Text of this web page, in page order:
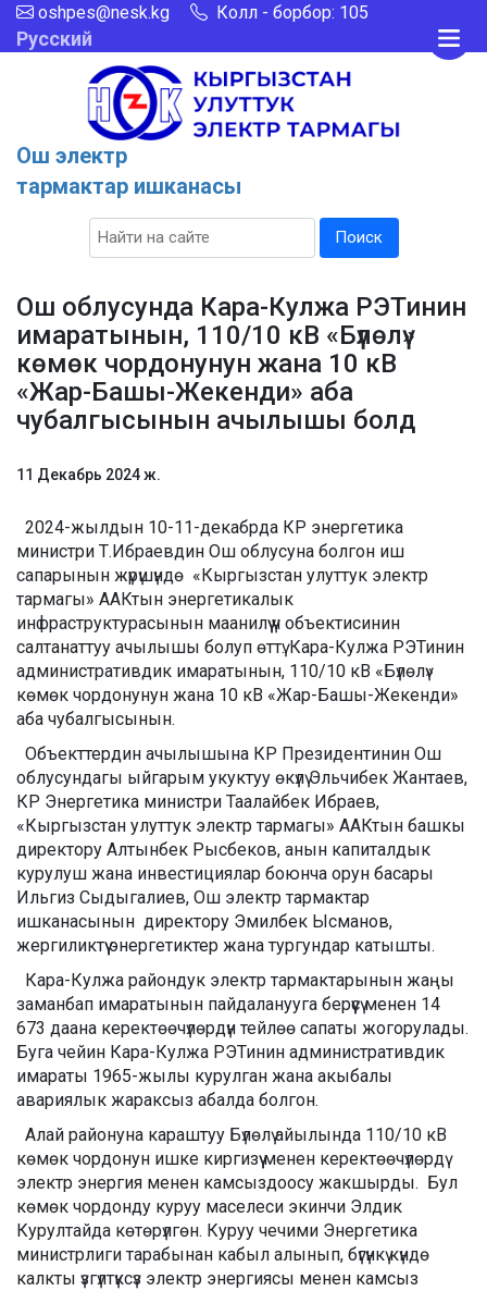
oshpes@nesk.kg Колл - борбор: 105
Русский
Ош электр
тармактар ишканасы
Поиск
Ош облусунда Кара-Кулжа РЭТинин
имаратынын, 110/10 кВ «Бүлөлү»
көмөк чордонунун жана 10 кВ
«Жар-Башы-Жекенди» аба
чубалгысынын ачылышы болд
11 Декабрь 2024 ж.
2024-жылдын 10-11-декабрда КР энергетика
министри Т.Ибраевдин Ош облусуна болгон иш
сапарынын жүрүшүндө «Кыргызстан улуттук электр
тармагы» ААКтын энергетикалык
инфраструктурасынын маанилүү үч объектисинин
салтанаттуу ачылышы болуп өттү: Кара-Кулжа РЭТинин
административдик имаратынын, 110/10 кВ «Бүлөлү»
көмөк чордонунун жана 10 кВ «Жар-Башы-Жекенди»
аба чубалгысынын.
Объекттердин ачылышына КР Президентинин Ош
облусундагы ыйгарым укуктуу өкүлү Эльчибек Жантаев,
КР Энергетика министри Таалайбек Ибраев,
«Кыргызстан улуттук электр тармагы» ААКтын башкы
директору Алтынбек Рысбеков, анын капиталдык
курулуш жана инвестициялар боюнча орун басары
Ильгиз Сыдыгалиев, Ош электр тармактар
ишканасынын директору Эмилбек Ысманов,
жергиликтүү энергетиктер жана тургундар катышты.
Кара-Кулжа райондук электр тармактарынын жаңы
заманбап имаратынын пайдаланууга берүүсү менен 14
673 даана керектөөчүлөрдүн тейлөө сапаты жогорулады.
Буга чейин Кара-Кулжа РЭТинин административдик
имараты 1965-жылы курулган жана акыбалы
авариялык жараксыз абалда болгон.
Алай районуна караштуу Бүлөлү айылында 110/10 кВ
көмөк чордонун ишке киргизүү менен керектөөчүлөрдү
электр энергия менен камсыздоосу жакшырды. Бул
көмөк чордонду куруу маселеси экинчи Элдик
Курултайда көтөрүлгөн. Куруу чечими Энергетика
министрлиги тарабынан кабыл алынып, бүгүнкү күндө
калкты үзгүлтүксүз электр энергиясы менен камсыз